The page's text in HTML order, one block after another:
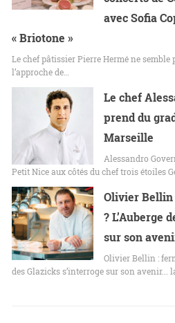
avec Sofia
« Briotone »
Le chef pâtissier Pierre Hermé ne
l’approche de…
Le chef
prend du
Marseille
Alessandro
Petit Nice aux côtés du chef trois étoiles
Olivier Bellin
? L’Auberge
sur son
Olivier Bellin :
des Glazicks s’interroge sur son avenir...